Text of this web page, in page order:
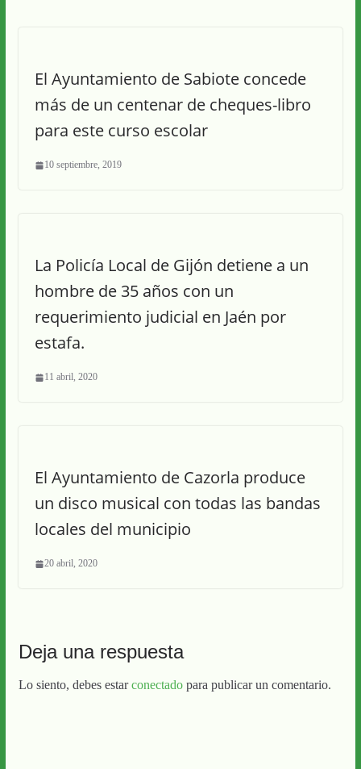
El Ayuntamiento de Sabiote concede
más de un centenar de cheques-libro
para este curso escolar
10 septiembre, 2019
La Policía Local de Gijón detiene a un
hombre de 35 años con un
requerimiento judicial en Jaén por
estafa.
11 abril, 2020
El Ayuntamiento de Cazorla produce
un disco musical con todas las bandas
locales del municipio
20 abril, 2020
Deja una respuesta
Lo siento, debes estarconectadopara publicar un comentario.